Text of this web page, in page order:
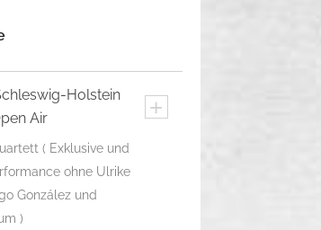
Holstein +
Air
( Exklusive und
ohne Ulrike
González und
)